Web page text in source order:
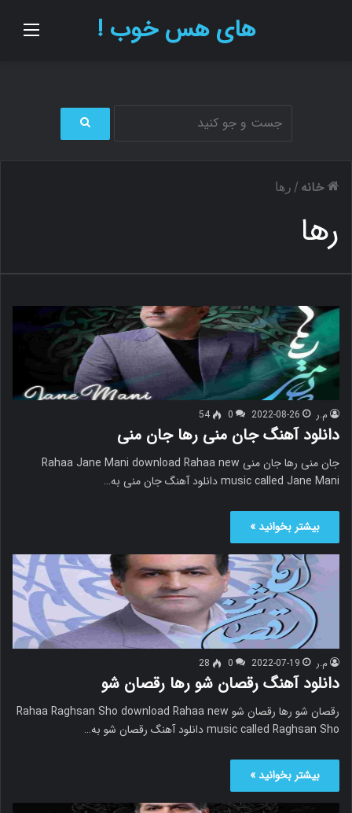
های هس خوب !
ج
ی
خانه / رها
رها
م.ر 2022-08-26
0
54
دانلود آهنگ جان منی رها جان منی
جان منی رها جان منی Rahaa Jane Mani download Rahaa new
music called Jane Mani دانلود آهنگ جان منی به…
بیشتر بخوانید »
م.ر 2022-07-19
0
28
دانلود آهنگ رقصان شو رها رقصان شو
رقصان شو رها رقصان شو Rahaa Raghsan Sho download Rahaa new
music called Raghsan Sho دانلود آهنگ رقصان شو به…
بیشتر بخوانید »